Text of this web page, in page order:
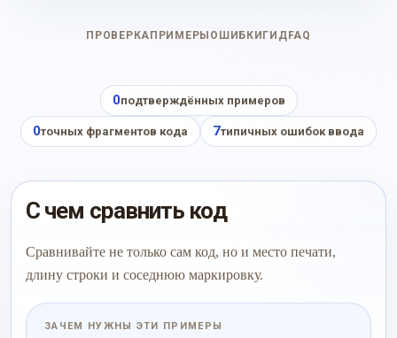
ПРОВЕРКА ПРИМЕРЫ ОШИБКИ ГИД FAQ
0подтверждённых примеров
0точных фрагментов кода 7типичных ошибок ввода
С чем сравнить код
Сравнивайте не только сам код, но и место печати,
длину строки и соседнюю маркировку.
ЗАЧЕМ НУЖНЫ ЭТИ ПРИМЕРЫ